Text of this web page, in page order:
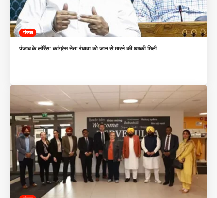
पंजाब
पंजाब के लॉरेंस: कांग्रेस नेता रंधावा को जान से मारने की धमकी मिली